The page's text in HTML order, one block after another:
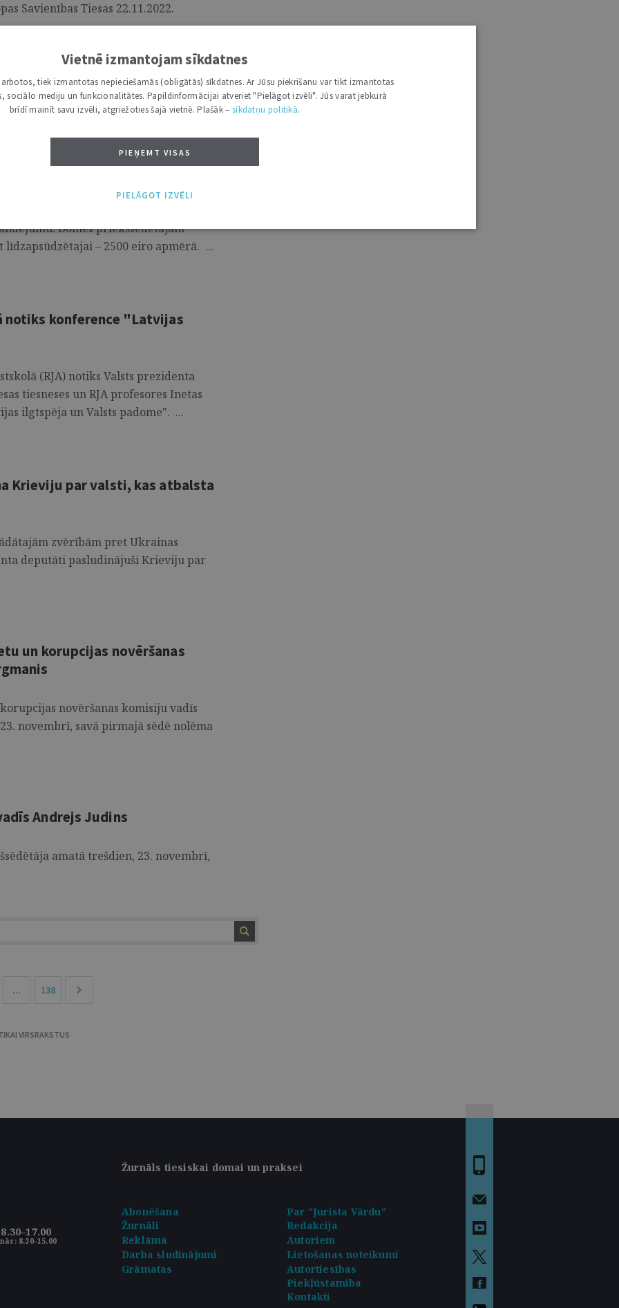
Savienības Tiesas 22.11.2022.
notiesājošo spriedumu
un biroja vadītājas
novembrī atstāja negrozītu Rīgas
spriedumu, ar kuru Jūrmalas domes
atzīti par vainīgiem apsūdzībā par
Domes priekšsēdētājam
– 2500 eiro apmērā. ...
notiks konference "Latvijas
(RJA) notiks Valsts prezidenta
tiesneses un RJA profesores Inetas
ilgtspēja un Valsts padome". ...
Krieviju par valsti, kas atbalsta
zvērībām pret Ukrainas
deputāti pasludinājuši Krieviju par
un korupcijas novēršanas
novēršanas komisiju vadīs
novembrī, savā pirmajā sēdē nolēma
Andrejs Judins
amatā trešdien, 23. novembrī,
... 138
VIRSRAKSTUS
Žurnāls tiesiskai domai un praksei
8.30–15.00
Abonēšana
Par "Jurista Vārdu"
Žurnāli
Redakcija
Reklāma
Autoriem
Darba sludinājumi
Lietošanas noteikumi
Grāmatas
Autortiesības
Piekļūstamība
Kontakti
Vietnē izmantojam sīkdatnes
tiek izmantotas nepieciešamās (obligātās) sīkdatnes. Ar Jūsu piekrišanu var tikt izmantotas
sociālo mediju un funkcionalitātes. Papildinformācijai atveriet "Pielāgot izvēli". Jūs varat jebkurā
brīdī mainīt savu izvēli, atgriežoties šajā vietnē. Plašāk – sīkdatņu politikā.
PIEŅEMT VISAS
PIELĀGOT IZVĒLI